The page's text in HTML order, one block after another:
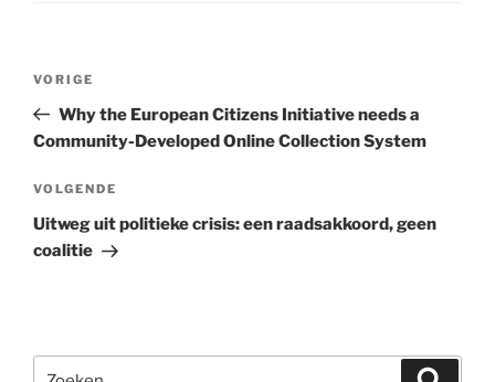
Vorig
bericht
VORIGE
Why the European Citizens Initiative needs a
Community-Developed Online Collection System
Volgend
bericht
VOLGENDE
Uitweg uit politieke crisis: een raadsakkoord, geen
coalitie